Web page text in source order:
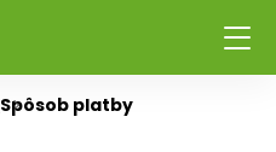
Spôsob platby